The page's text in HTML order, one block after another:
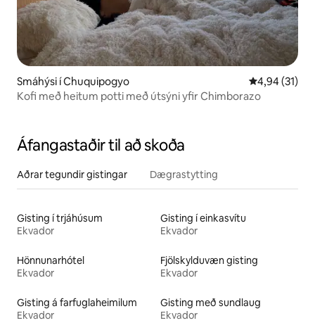
Smáhýsi í Chuquipogyo 4,94 af 5 í
4,94 (31)
Kofi með heitum potti með útsýni yfir Chimborazo
Áfangastaðir til að skoða
Aðrar tegundir gistingar Dægrastytting
Gisting í trjáhúsum
Ekvador
Gisting í einkasvítu
Ekvador
Hönnunarhótel
Ekvador
Fjölskylduvæn gisting
Ekvador
Gisting á farfuglaheimilum
Ekvador
Gisting með sundlaug
Ekvador